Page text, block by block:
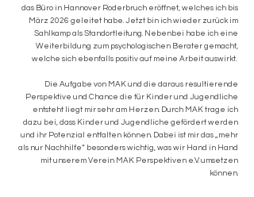
das Büro in Hannover Roderbruch eröffnet, welches ich bis
März 2026 geleitet habe. Jetzt bin ich wieder zurück im
Sahlkamp als Standortleitung. Nebenbei habe ich eine
Weiterbildung zum psychologischen Berater gemacht,
welche sich ebenfalls positiv auf meine Arbeit auswirkt.
Die Aufgabe von MAK und die daraus resultierende
Perspektive und Chance die für Kinder und Jugendliche
entsteht liegt mir sehr am Herzen. Durch MAK trage ich
dazu bei, dass Kinder und Jugendliche gefördert werden
und ihr Potenzial entfalten können. Dabei ist mir das „mehr
als nur Nachhilfe“ besonders wichtig, was wir Hand in Hand
mit unserem Verein MAK Perspektiven e.V. umsetzen
können.